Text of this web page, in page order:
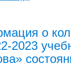
о
2023